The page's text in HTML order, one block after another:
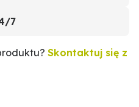
7
Skontaktuj się z